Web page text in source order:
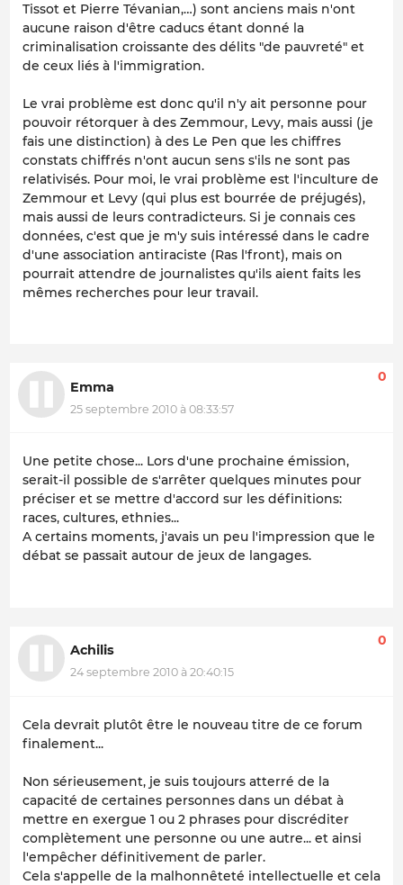
Tissot et Pierre Tévanian,…) sont anciens mais n'ont
aucune raison d'être caducs étant donné la
criminalisation croissante des délits "de pauvreté" et
de ceux liés à l'immigration.
Le vrai problème est donc qu'il n'y ait personne pour
pouvoir rétorquer à des Zemmour, Levy, mais aussi (je
fais une distinction) à des Le Pen que les chiffres
constats chiffrés n'ont aucun sens s'ils ne sont pas
relativisés. Pour moi, le vrai problème est l'inculture de
Zemmour et Levy (qui plus est bourrée de préjugés),
mais aussi de leurs contradicteurs. Si je connais ces
données, c'est que je m'y suis intéressé dans le cadre
d'une association antiraciste (Ras l'front), mais on
pourrait attendre de journalistes qu'ils aient faits les
mêmes recherches pour leur travail.
Emma
25 septembre 2010 à 08:33:57
0
Une petite chose... Lors d'une prochaine émission,
serait-il possible de s'arrêter quelques minutes pour
préciser et se mettre d'accord sur les définitions:
races, cultures, ethnies...
A certains moments, j'avais un peu l'impression que le
débat se passait autour de jeux de langages.
Achilis
24 septembre 2010 à 20:40:15
0
Cela devrait plutôt être le nouveau titre de ce forum
finalement...
Non sérieusement, je suis toujours atterré de la
capacité de certaines personnes dans un débat à
mettre en exergue 1 ou 2 phrases pour discréditer
complètement une personne ou une autre... et ainsi
l'empêcher définitivement de parler.
Cela s'appelle de la malhonnêteté intellectuelle et cela